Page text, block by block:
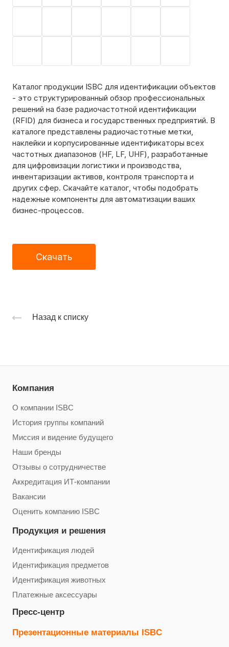
Скачать
Каталог продукции ISBC для идентификации объектов
- это структурированный обзор профессиональных
решений на базе радиочастотной идентификации
(RFID) для бизнеса и государственных предприятий. В
каталоге представлены радиочастотные метки,
наклейки и корпусированные идентификаторы всех
частотных диапазонов (HF, LF, UHF), разработанные
для цифровизации логистики и производства,
инвентаризации активов, контроля транспорта и
других сфер. Скачайте каталог, чтобы подобрать
надежные компоненты для автоматизации ваших
бизнес-процессов.
Назад к списку
Компания
О компании ISBC
История группы компаний
Миссия и видение будущего
Наши бренды
Отзывы о сотрудничестве
Аккредитация ИТ-компании
Вакансии
Оценить компанию ISBC
Продукция и решения
Идентификация людей
Идентификация предметов
Идентификация животных
Платежные аксессуары
Пресс-центр
Презентационные материалы ISBC